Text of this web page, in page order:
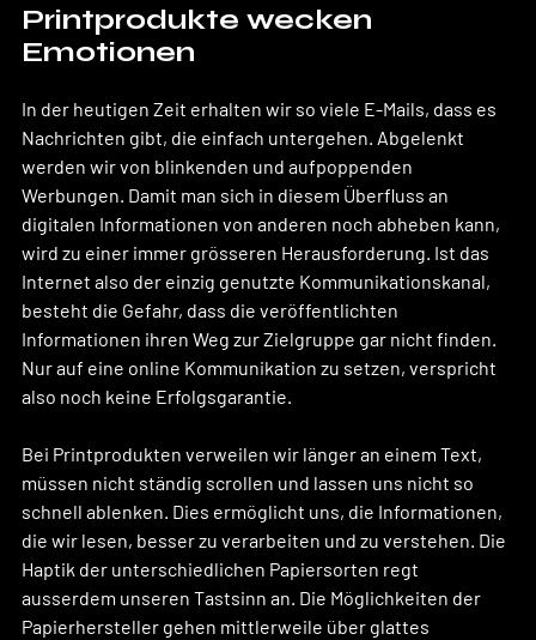
Printprodukte wecken
Emotionen
In der heutigen Zeit erhalten wir so viele E-Mails, dass es
Nachrichten gibt, die einfach untergehen. Abgelenkt
werden wir von blinkenden und aufpoppenden
Werbungen. Damit man sich in diesem Überfluss an
digitalen Informationen von anderen noch abheben kann,
wird zu einer immer grösseren Herausforderung. Ist das
Internet also der einzig genutzte Kommunikationskanal,
besteht die Gefahr, dass die veröffentlichten
Informationen ihren Weg zur Zielgruppe gar nicht finden.
Nur auf eine online Kommunikation zu setzen, verspricht
also noch keine Erfolgsgarantie.
Bei Printprodukten verweilen wir länger an einem Text,
müssen nicht ständig scrollen und lassen uns nicht so
schnell ablenken. Dies ermöglicht uns, die Informationen,
die wir lesen, besser zu verarbeiten und zu verstehen. Die
Haptik der unterschiedlichen Papiersorten regt
ausserdem unseren Tastsinn an. Die Möglichkeiten der
Papierhersteller gehen mittlerweile über glattes